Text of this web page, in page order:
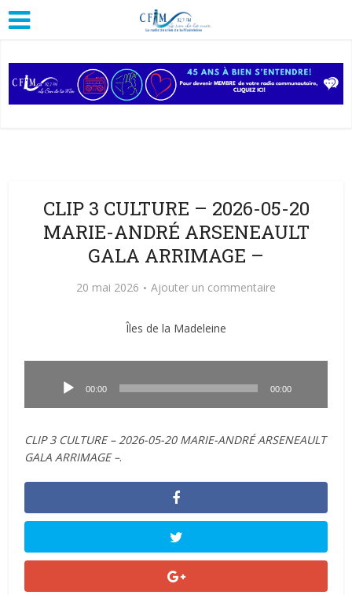
CLIP 3 CULTURE – 2026-05-20
MARIE-ANDRÉ ARSENEAULT
GALA ARRIMAGE –
20 mai 2026 Ajouter un commentaire
Îles de la Madeleine
00:00 00:00
CLIP 3 CULTURE – 2026-05-20 MARIE-ANDRÉ ARSENEAULT
GALA ARRIMAGE –.